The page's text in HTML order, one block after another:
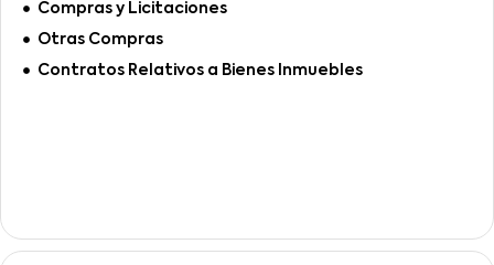
Compras y Licitaciones
Otras Compras
Contratos Relativos a Bienes Inmuebles